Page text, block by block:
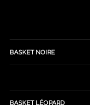
BASKET NOIRE
BASKET LÉOPARD